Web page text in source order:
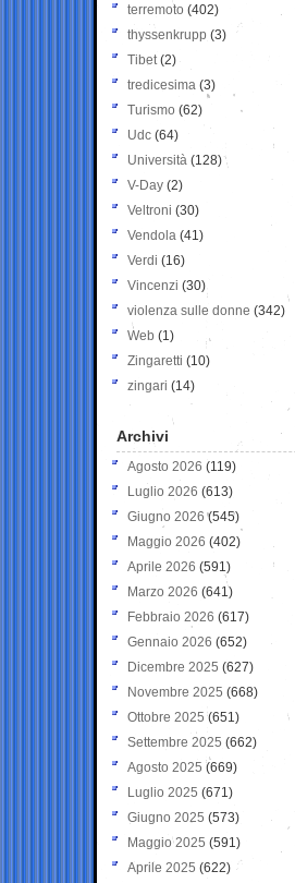
terremoto (402)
thyssenkrupp (3)
Tibet(2)
tredicesima (3)
Turismo (62)
Udc (64)
Università (128)
V-Day (2)
Veltroni (30)
Vendola (41)
Verdi (16)
Vincenzi (30)
violenza sulle donne (342)
Web (1)
Zingaretti (10)
zingari (14)
Archivi
Agosto 2026 (119)
Luglio 2026 (613)
Giugno 2026 (545)
Maggio 2026 (402)
Aprile 2026 (591)
Marzo 2026 (641)
Febbraio 2026 (617)
Gennaio 2026 (652)
Dicembre 2025 (627)
Novembre 2025 (668)
Ottobre 2025 (651)
Settembre 2025 (662)
Agosto 2025 (669)
Luglio 2025 (671)
Giugno 2025 (573)
Maggio 2025 (591)
Aprile 2025 (622)